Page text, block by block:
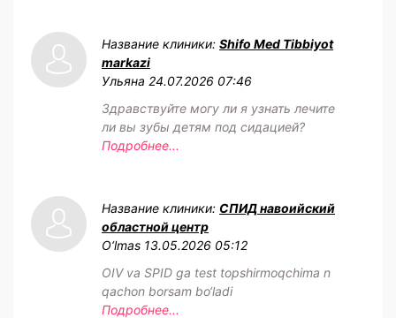
Название клиники: Shifo Med Tibbiyot
markazi
Ульяна 24.07.2026 07:46
Здравствуйте могу ли я узнать лечите
ли вы зубы детям под сидацией?
Подробнее...
Название клиники: СПИД навоийский
областной центр
O‘lmas 13.05.2026 05:12
OIV va SPID ga test topshirmoqchima n
qachon borsam bo‘ladi
Подробнее...